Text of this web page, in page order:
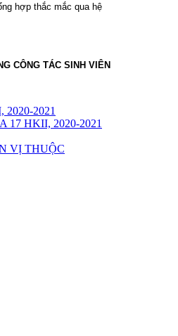
hợp thắc mắc qua hệ
CÔNG TÁC SINH VIÊN
2021
HKII, 2020-2021
VỊ THUỘC